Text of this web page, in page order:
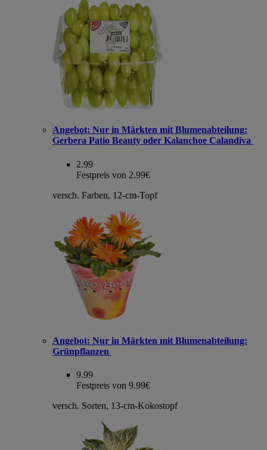
Angebot: Nur in Märkten mit Blumenabteilung:
Gerbera Patio Beauty oder Kalanchoe Calandiva
2.99
Festpreis von 2.99€
versch. Farben, 12-cm-Topf
Angebot: Nur in Märkten mit Blumenabteilung:
Grünpflanzen
9.99
Festpreis von 9.99€
versch. Sorten, 13-cm-Kokostopf